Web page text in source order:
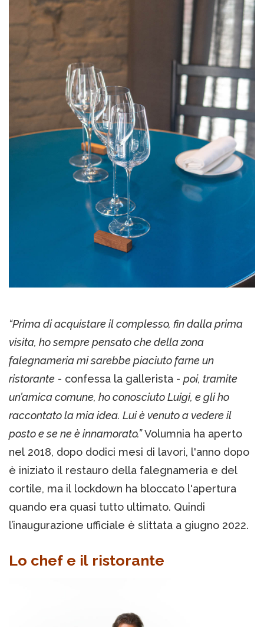
“Prima di acquistare il complesso, fin dalla prima
visita, ho sempre pensato che della zona
falegnameria mi sarebbe piaciuto farne un
ristorante - confessa la gallerista - poi, tramite
un’amica comune, ho conosciuto Luigi, e gli ho
raccontato la mia idea. Lui è venuto a vedere il
posto e se ne è innamorato.”Volumnia ha aperto
nel 2018, dopo dodici mesi di lavori, l'anno dopo
è iniziato il restauro della falegnameria e del
cortile, ma il lockdown ha bloccato l'apertura
quando era quasi tutto ultimato. Quindi
l’inaugurazione ufficiale è slittata a giugno 2022.
Lo chef e il ristorante